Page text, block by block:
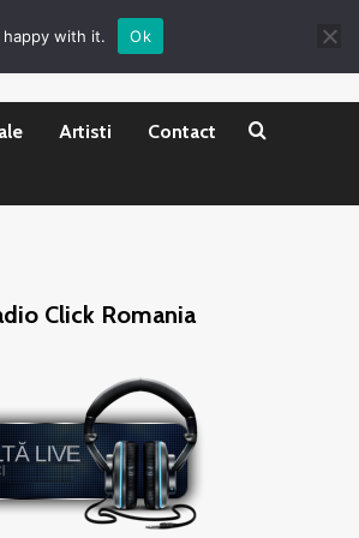
Artisti Contact
Click Romania
with it. Ok